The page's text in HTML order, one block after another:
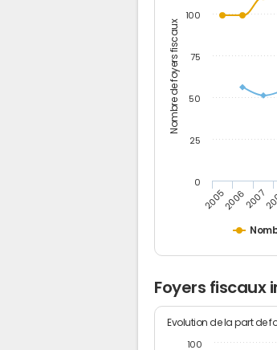
Nombre de foyers fiscaux
200520062007
0
25
50
75
100
Foyers fiscaux
Evolution de la part de
100